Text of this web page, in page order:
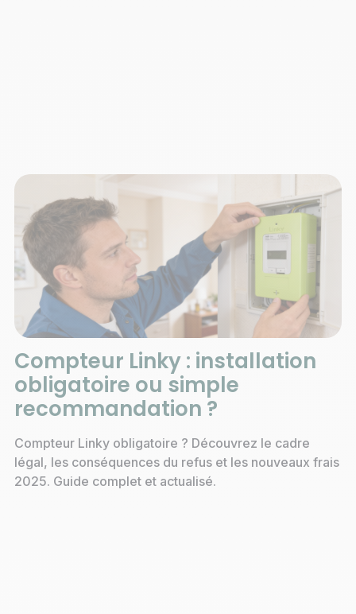
Compteur Linky : installation
obligatoire ou simple
recommandation ?
Compteur Linky obligatoire ? Découvrez le cadre
légal, les conséquences du refus et les nouveaux frais
2025. Guide complet et actualisé.